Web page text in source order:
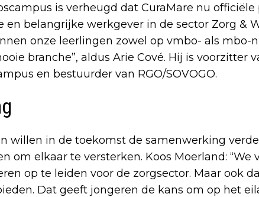
is verheugd dat CuraMare nu officiële
en belangrijke werkgever in de sector Zorg &
onze leerlingen zowel op vmbo- als mbo-
branche”, aldus Arie Cové. Hij is voorzitter
en bestuurder van RGO/SOVOGO.
willen in de toekomst de samenwerking
om elkaar te versterken. Koos Moerland:
op te leiden voor de zorgsector. Maar ook
Dat geeft jongeren de kans om op het